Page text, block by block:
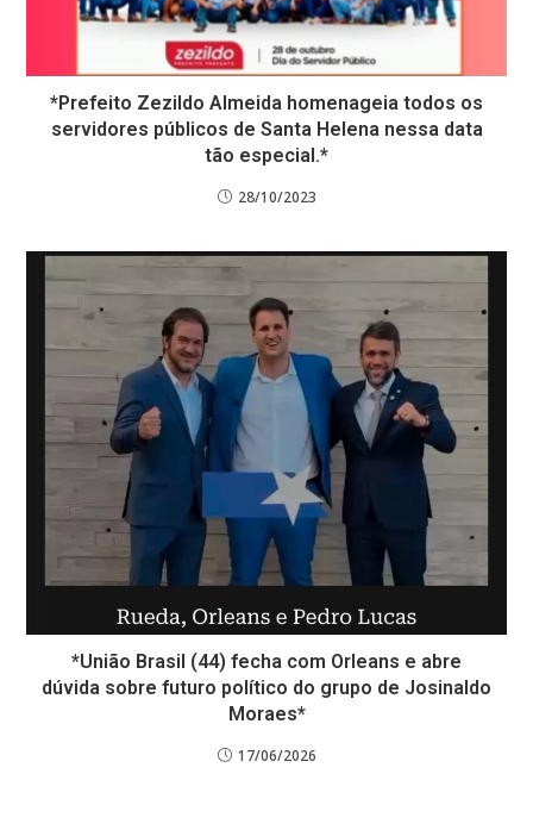
*Prefeito Zezildo Almeida homenageia todos os
servidores públicos de Santa Helena nessa data
tão especial.*
28/10/2023
*União Brasil (44) fecha com Orleans e abre
dúvida sobre futuro político do grupo de Josinaldo
Moraes*
17/06/2026